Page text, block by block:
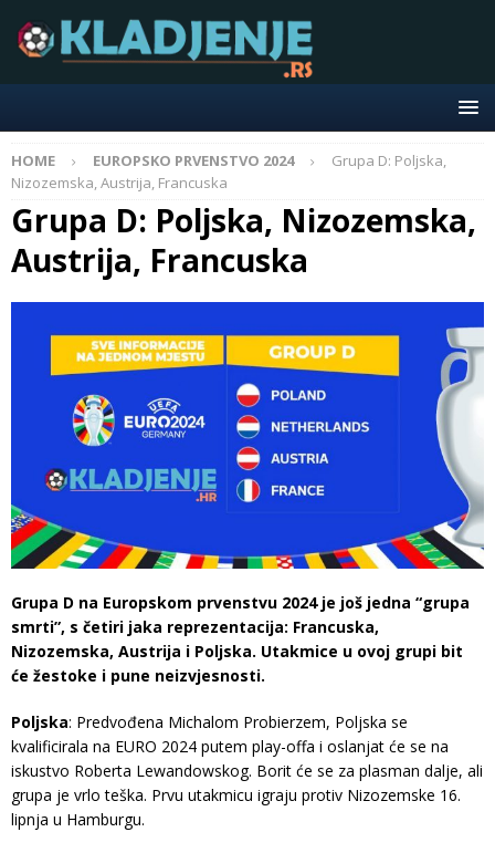
HOME EUROPSKO PRVENSTVO 2024
Grupa D: Poljska,
Nizozemska, Austrija, Francuska
Grupa D: Poljska, Nizozemska,
Austrija, Francuska
Grupa D na Europskom prvenstvu 2024 je još jedna “grupa
smrti”, s četiri jaka reprezentacija: Francuska,
Nizozemska, Austrija i Poljska. Utakmice u ovoj grupi bit
će žestoke i pune neizvjesnosti.
Poljska: Predvođena Michalom Probierzem, Poljska se
kvalificirala na EURO 2024 putem play-offa i oslanjat će se na
iskustvo Roberta Lewandowskog. Borit će se za plasman dalje, ali
grupa je vrlo teška. Prvu utakmicu igraju protiv Nizozemske 16.
lipnja u Hamburgu.